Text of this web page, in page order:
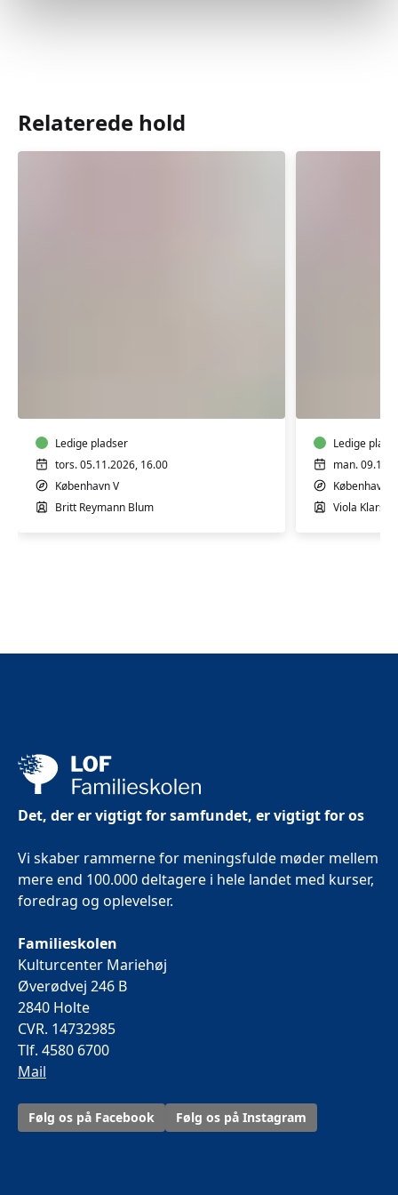
Relaterede hold
Ledige pladser
tors. 05.11.2026, 16.00
København V
Britt Reymann Blum
Ledige
man.
København V
Viola
Det, der er vigtigt for samfundet, er vigtigt for os
Vi skaber rammerne for meningsfulde møder mellem
mere end 100.000 deltagere i hele landet med kurser,
foredrag og oplevelser.
Familieskolen
Kulturcenter Mariehøj
Øverødvej 246 B
2840 Holte
CVR. 14732985
Tlf. 4580 6700
Mail
Følg os på Facebook Følg os på Instagram